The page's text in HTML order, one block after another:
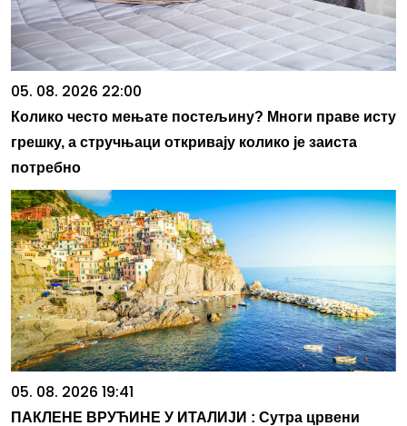
05. 08. 2026 22:00
Колико често мењате постељину? Многи праве исту
грешку, а стручњаци откривају колико је заиста
потребно
05. 08. 2026 19:41
ПАКЛЕНЕ ВРУЋИНЕ У ИТАЛИЈИ : Сутра црвени